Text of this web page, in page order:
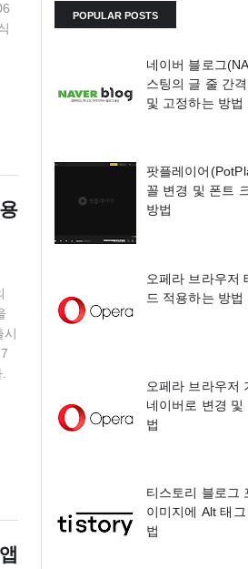
시
POPULAR POSTS
네이버 블로그
스팅의 글 줄 간
및 고정하는 방법
팟플레이어
꼴 변경 및 폰트
방법
오페라 브라우저
드 적용하는 방법
오페라 브라우저
네이버로 변경
법
티스토리 블로그
이미지에 Alt 태
법